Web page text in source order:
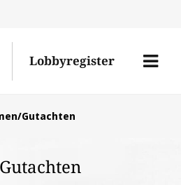
Lobbyregister
Menü
Gutachten